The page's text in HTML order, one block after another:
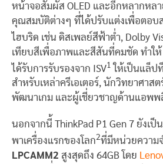
หน้าจอสัมผัส OLED และอีกหลากหล
คุณสมบัติต่างๆ ที่ได้ปรับแต่งเพื่อตอบ
ไฮบริด เช่น ดิสเพลย์สีฟ้าต่ำ, Dolby
เทียบสีเพื่อภาพและสีสันที่คมชัด ทำให้
ได้รับการรับรองจาก ISV1 ให้เป็นแล็ป
สำหรับเหล่าครีเอเตอร์, นักวิทยาศาส
พัฒนาเกม และผู้เชี่ยวชาญด้านแอพพ
นอกจากนี้ ThinkPad P1 Gen 7 ยังเ
พาเครื่องแรกของโลก2ที่มีหน่วยความจ
LPCAMM2 สูงสุดถึง 64GB โดย